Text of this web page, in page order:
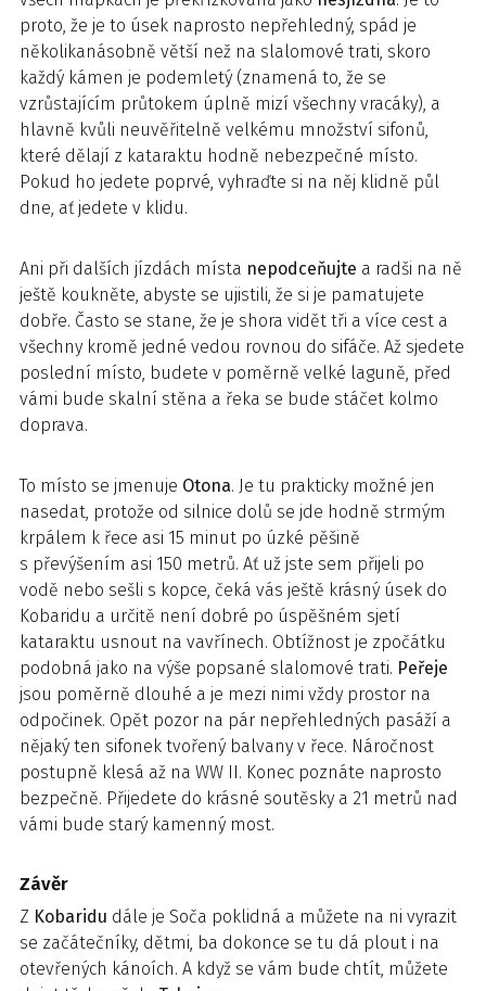
proto, že je to úsek naprosto nepřehledný, spád je
několikanásobně větší než na slalomové trati, skoro
každý kámen je podemletý (znamená to, že se
vzrůstajícím průtokem úplně mizí všechny vracáky), a
hlavně kvůli neuvěřitelně velkému množství sifonů,
které dělají z kataraktu hodně nebezpečné místo.
Pokud ho jedete poprvé, vyhraďte si na něj klidně půl
dne, ať jedete v klidu.
Ani při dalších jízdách místa nepodceňujte a radši na ně
ještě koukněte, abyste se ujistili, že si je pamatujete
dobře. Často se stane, že je shora vidět tři a více cest a
všechny kromě jedné vedou rovnou do sifáče. Až sjedete
poslední místo, budete v poměrně velké laguně, před
vámi bude skalní stěna a řeka se bude stáčet kolmo
doprava.
To místo se jmenuje Otona. Je tu prakticky možné jen
nasedat, protože od silnice dolů se jde hodně strmým
krpálem k řece asi 15 minut po úzké pěšině
s převýšením asi 150 metrů. Ať už jste sem přijeli po
vodě nebo sešli s kopce, čeká vás ještě krásný úsek do
Kobaridu a určitě není dobré po úspěšném sjetí
kataraktu usnout na vavřínech. Obtížnost je zpočátku
podobná jako na výše popsané slalomové trati. Peřeje
jsou poměrně dlouhé a je mezi nimi vždy prostor na
odpočinek. Opět pozor na pár nepřehledných pasáží a
nějaký ten sifonek tvořený balvany v řece. Náročnost
postupně klesá až na WW II. Konec poznáte naprosto
bezpečně. Přijedete do krásné soutěsky a 21 metrů nad
vámi bude starý kamenný most.
Závěr
Z Kobaridu dále je Soča poklidná a můžete na ni vyrazit
se začátečníky, dětmi, ba dokonce se tu dá plout i na
otevřených kánoích. A když se vám bude chtít, můžete